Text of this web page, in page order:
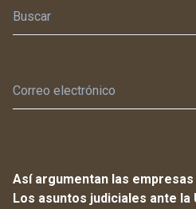
Así argumentan las empresas
Los asuntos judiciales ante la